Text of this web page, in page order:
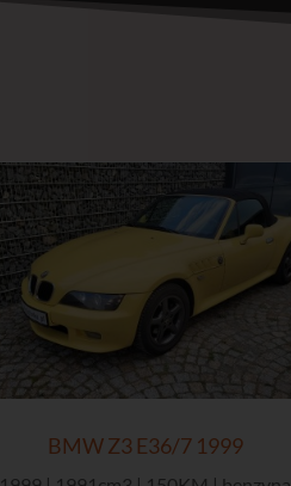
BMW Z3 E36/7 1999